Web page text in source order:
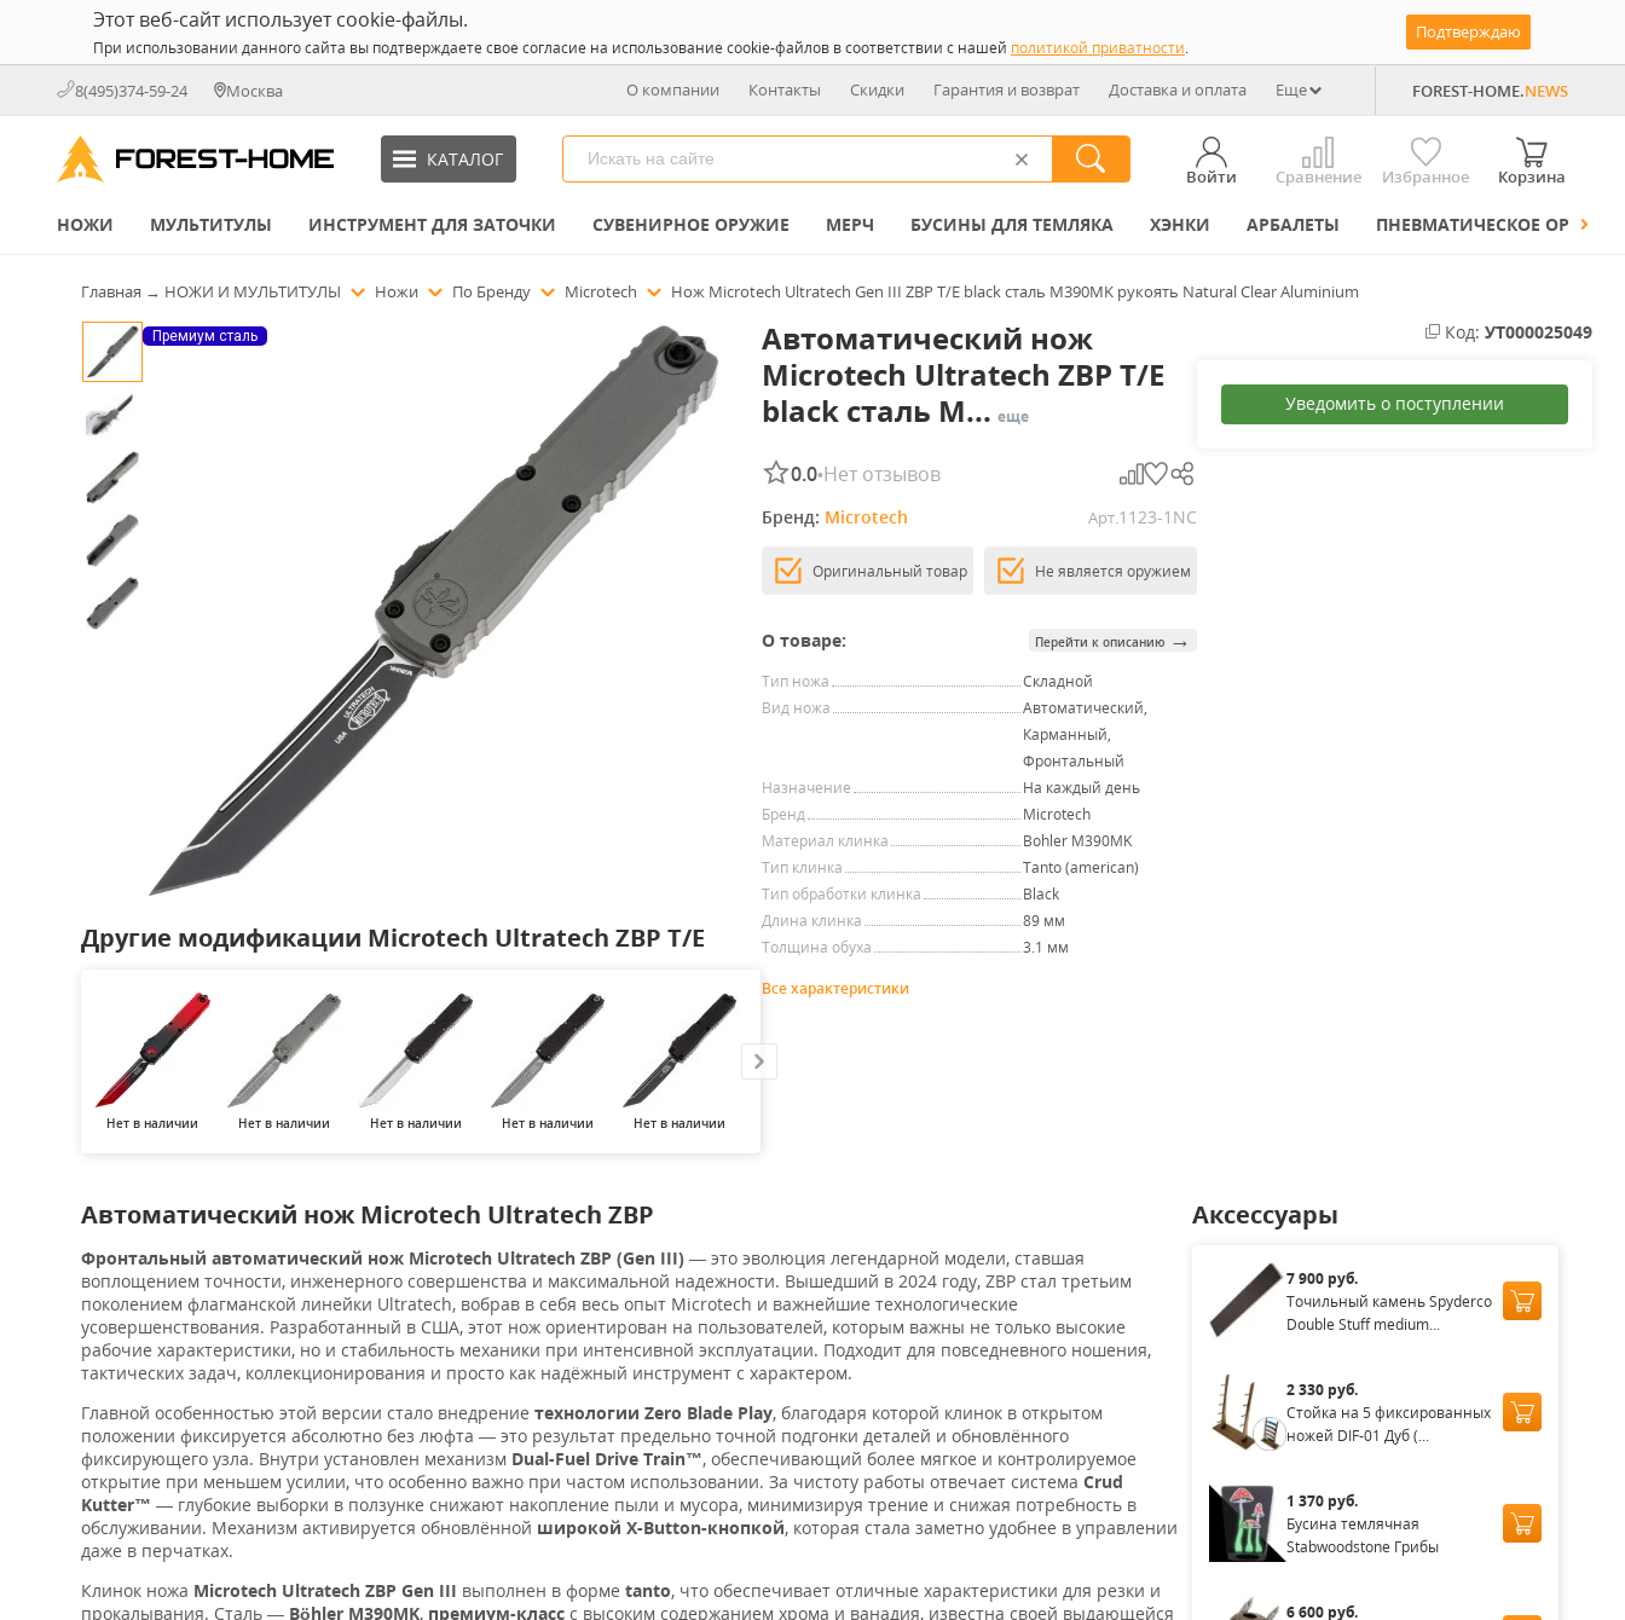
Этот веб-сайт использует cookie-файлы.
При использовании данного сайта вы подтверждаете свое согласие на использование cookie-файлов в соответствии с нашей политикой приватности.
Подтверждаю
8(495)374-59-24 Москва О компании Контакты Скидки Гарантия и возврат Доставка и оплата Еще FOREST-HOME.NEWS
КАТАЛОГ
Войти Сравнение Избранное Корзина
НОЖИ МУЛЬТИТУЛЫ ИНСТРУМЕНТ ДЛЯ ЗАТОЧКИ СУВЕНИРНОЕ ОРУЖИЕ МЕРЧ БУСИНЫ ДЛЯ ТЕМЛЯКА ХЭНКИ АРБАЛЕТЫ ПНЕВМАТИЧЕСКОЕ ОРУЖИЕ
Главная → НОЖИ И МУЛЬТИТУЛЫ Ножи По Бренду Microtech Нож Microtech Ultratech Gen III ZBP T/E black сталь M390MK рукоять Natural Clear Aluminium
Премиум сталь
Другие модификации Microtech Ultratech ZBP T/E
Нет в наличии Нет в наличии Нет в наличии Нет в наличии Нет в наличии
Автоматический нож
Microtech Ultratech ZBP T/E
black сталь M... еще
0.0•Нет отзывов
Бренд: Microtech Арт.1123-1NC
Оригинальный товар Не является оружием
О товаре: Перейти к описанию →
Тип ножа
Складной
Вид ножа
Автоматический,
Карманный,
Фронтальный
Назначение
На каждый день
Бренд
Microtech
Материал клинка
Bohler M390MK
Тип клинка
Tanto (american)
Тип обработки клинка
Black
Длина клинка
89 мм
Толщина обуха
3.1 мм
Все характеристики
Код: УТ000025049
Уведомить о поступлении
Автоматический нож Microtech Ultratech ZBP
Фронтальный автоматический нож Microtech Ultratech ZBP (Gen III) — это эволюция легендарной модели, ставшая
воплощением точности, инженерного совершенства и максимальной надежности. Вышедший в 2024 году, ZBP стал третьим
поколением флагманской линейки Ultratech, вобрав в себя весь опыт Microtech и важнейшие технологические
усовершенствования. Разработанный в США, этот нож ориентирован на пользователей, которым важны не только высокие
рабочие характеристики, но и стабильность механики при интенсивной эксплуатации. Подходит для повседневного ношения,
тактических задач, коллекционирования и просто как надёжный инструмент с характером.
Главной особенностью этой версии стало внедрение технологии Zero Blade Play, благодаря которой клинок в открытом
положении фиксируется абсолютно без люфта — это результат предельно точной подгонки деталей и обновлённого
фиксирующего узла. Внутри установлен механизм Dual-Fuel Drive Train™, обеспечивающий более мягкое и контролируемое
открытие при меньшем усилии, что особенно важно при частом использовании. За чистоту работы отвечает система Crud
Kutter™ — глубокие выборки в ползунке снижают накопление пыли и мусора, минимизируя трение и снижая потребность в
обслуживании. Механизм активируется обновлённой широкой X-Button-кнопкой, которая стала заметно удобнее в управлении
даже в перчатках.
Клинок ножа Microtech Ultratech ZBP Gen III выполнен в форме tanto, что обеспечивает отличные характеристики для резки и
прокалывания. Сталь — Böhler M390MK, премиум-класс с высоким содержанием хрома и ванадия, известна своей выдающейся
Аксессуары
7 900 руб.
Точильный камень Spyderco
Double Stuff medium...
2 330 руб.
Стойка на 5 фиксированных
ножей DIF-01 Дуб (...
1 370 руб.
Бусина темлячная
Stabwoodstone Грибы
6 600 руб.